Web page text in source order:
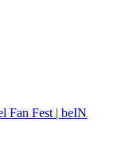
Fan Fest | beIN